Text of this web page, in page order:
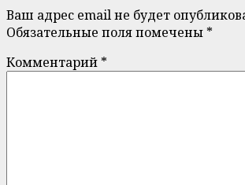
Ваш адрес email не будет
Обязательные поля помечены *
Комментарий *